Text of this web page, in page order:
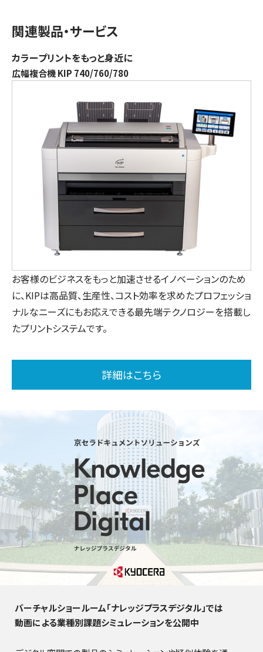
関連製品・サービス
カラープリントをもっと身近に
広幅複合機 KIP 740/760/780
お客様のビジネスをもっと加速させるイノベーションのため
に、KIPは高品質、生産性、コスト効率を求めたプロフェッショ
ナルなニーズにもお応えできる最先端テクノロジーを搭載し
たプリントシステムです。
詳細はこちら
バーチャルショールーム「ナレッジプラスデジタル」では
動画による業種別課題シミュレーションを公開中